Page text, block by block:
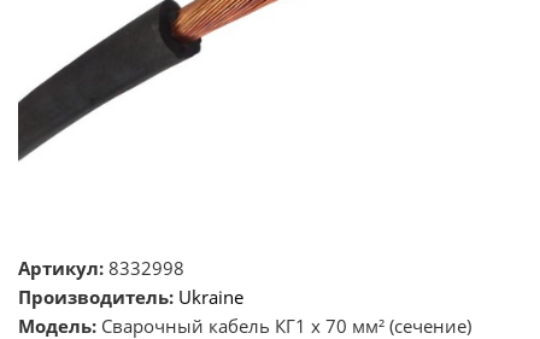
Артикул: 8332998
Производитель: Ukraine
Модель: Сварочный кабель КГ1 х 70 мм² (сечение)